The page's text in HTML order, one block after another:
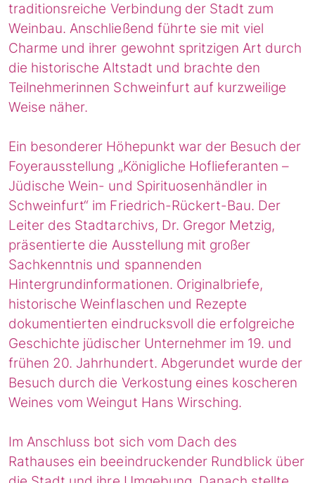
traditionsreiche Verbindung der Stadt zum
Weinbau. Anschließend führte sie mit viel
Charme und ihrer gewohnt spritzigen Art durch
die historische Altstadt und brachte den
Teilnehmerinnen Schweinfurt auf kurzweilige
Weise näher.
Ein besonderer Höhepunkt war der Besuch der
Foyerausstellung „Königliche Hoflieferanten –
Jüdische Wein- und Spirituosenhändler in
Schweinfurt“ im Friedrich-Rückert-Bau. Der
Leiter des Stadtarchivs, Dr. Gregor Metzig,
präsentierte die Ausstellung mit großer
Sachkenntnis und spannenden
Hintergrundinformationen. Originalbriefe,
historische Weinflaschen und Rezepte
dokumentierten eindrucksvoll die erfolgreiche
Geschichte jüdischer Unternehmer im 19. und
frühen 20. Jahrhundert. Abgerundet wurde der
Besuch durch die Verkostung eines koscheren
Weines vom Weingut Hans Wirsching.
Im Anschluss bot sich vom Dach des
Rathauses ein beeindruckender Rundblick über